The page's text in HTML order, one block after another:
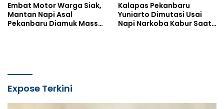
Embat Motor Warga Siak,
Mantan Napi Asal
Pekanbaru Diamuk Massa,
Kalapas Pekanbaru
Yuniarto Dimutasi Usai
Napi Narkoba Kabur Saat
Expose Terkini